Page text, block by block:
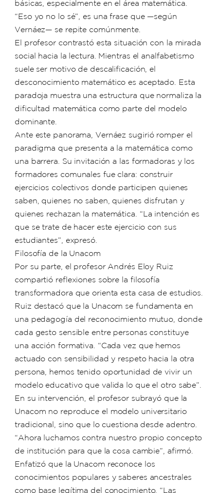
básicas, especialmente en el área matemática.
“Eso yo no lo sé”, es una frase que —según
Vernáez— se repite comúnmente.
El profesor contrastó esta situación con la mirada
social hacia la lectura. Mientras el analfabetismo
suele ser motivo de descalificación, el
desconocimiento matemático es aceptado. Esta
paradoja muestra una estructura que normaliza la
dificultad matemática como parte del modelo
dominante.
Ante este panorama, Vernáez sugirió romper el
paradigma que presenta a la matemática como
una barrera. Su invitación a las formadoras y los
formadores comunales fue clara: construir
ejercicios colectivos donde participen quienes
saben, quienes no saben, quienes disfrutan y
quienes rechazan la matemática. “La intención es
que se trate de hacer este ejercicio con sus
estudiantes”, expresó.
Filosofía de la Unacom
Por su parte, el profesor Andrés Eloy Ruiz
compartió reflexiones sobre la filosofía
transformadora que orienta esta casa de estudios.
Ruiz destacó que la Unacom se fundamenta en
una pedagogía del reconocimiento mutuo, donde
cada gesto sensible entre personas constituye
una acción formativa. “Cada vez que hemos
actuado con sensibilidad y respeto hacia la otra
persona, hemos tenido oportunidad de vivir un
modelo educativo que valida lo que el otro sabe”.
En su intervención, el profesor subrayó que la
Unacom no reproduce el modelo universitario
tradicional, sino que lo cuestiona desde adentro.
“Ahora luchamos contra nuestro propio concepto
de institución para que la cosa cambie”, afirmó.
Enfatizó que la Unacom reconoce los
conocimientos populares y saberes ancestrales
como base legítima del conocimiento. “Las